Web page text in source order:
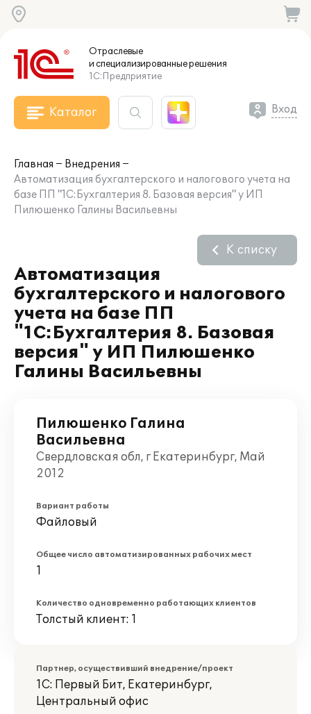
Отраслевые
и специализированныерешения
1С:Предприятие
Каталог Вход
Главная
Внедрения
Автоматизация бухгалтерского и налогового учета на
базе ПП "1С:Бухгалтерия 8. Базовая версия" у ИП
Пилюшенко Галины Васильевны
Автоматизация
бухгалтерского и налогового
учета на базе ПП
"1С:Бухгалтерия 8. Базовая
версия" у ИП Пилюшенко
Галины Васильевны
К списку
Пилюшенко Галина
Васильевна
Свердловская обл, г Екатеринбург, Май
2012
Вариант работы
Файловый
Общее число автоматизированных рабочих мест
1
Количество одновременно работающих клиентов
Толстый клиент: 1
Партнер, осуществивший внедрение/проект
1С: Первый Бит, Екатеринбург,
Центральный офис